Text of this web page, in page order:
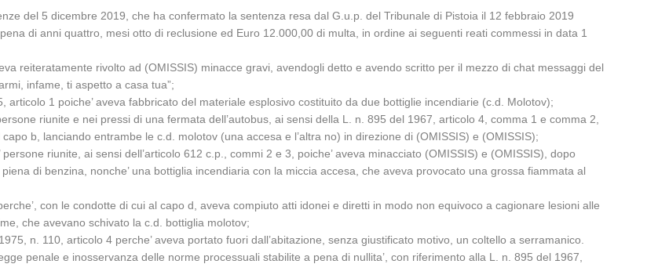
del 5 dicembre 2019, che ha confermato la sentenza resa dal G.u.p. del Tribunale di Pistoia il 12 febbraio 2019
di anni quattro, mesi otto di reclusione ed Euro 12.000,00 di multa, in ordine ai seguenti reati commessi in data 1
reiteratamente rivolto ad (OMISSIS) minacce gravi, avendogli detto e avendo scritto per il mezzo di chat messaggi del
infame, ti aspetto a casa tua”;
1 poiche’ aveva fabbricato del materiale esplosivo costituito da due bottiglie incendiarie (c.d. Molotov);
riunite e nei pressi di una fermata dell’autobus, ai sensi della L. n. 895 del 1967, articolo 4, comma 1 e comma 2,
b, lanciando entrambe le c.d. molotov (una accesa e l’altra no) in direzione di (OMISSIS) e (OMISSIS);
riunite, ai sensi dell’articolo 612 c.p., commi 2 e 3, poiche’ aveva minacciato (OMISSIS) e (OMISSIS), dopo
di benzina, nonche’ una bottiglia incendiaria con la miccia accesa, che aveva provocato una grossa fiammata al
con le condotte di cui al capo d, aveva compiuto atti idonei e diretti in modo non equivoco a cagionare lesioni alle
che avevano schivato la c.d. bottiglia molotov;
n. 110, articolo 4 perche’ aveva portato fuori dall’abitazione, senza giustificato motivo, un coltello a serramanico.
penale e inosservanza delle norme processuali stabilite a pena di nullita’, con riferimento alla L. n. 895 del 1967,